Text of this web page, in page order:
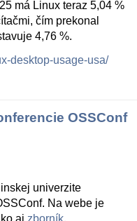
má Linux teraz 5,04 %
čím prekonal
4,76 %.
desktop-usage-usa/
OSSConf
univerzite
Na webe je